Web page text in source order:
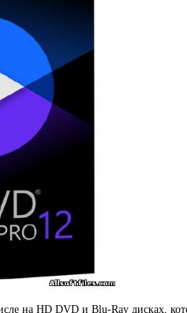
на HD DVD и Blu-Ray дисках,